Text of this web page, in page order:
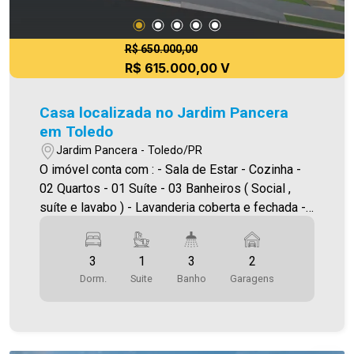
R$ 650.000,00
R$ 615.000,00 V
Casa localizada no Jardim Pancera
em Toledo
Jardim Pancera - Toledo/PR
O imóvel conta com : - Sala de Estar - Cozinha -
02 Quartos - 01 Suíte - 03 Banheiros ( Social ,
suíte e lavabo ) - Lavanderia coberta e fechada -
de terreno nos fundos - 02 vagas de garagem
Área construída: 95,00m² Área terreno: 180,00m²
A Imobiliária Ativa possui hoje uma das maiores
3
Dorm.
1
Suite
3
Banho
2
Garagens